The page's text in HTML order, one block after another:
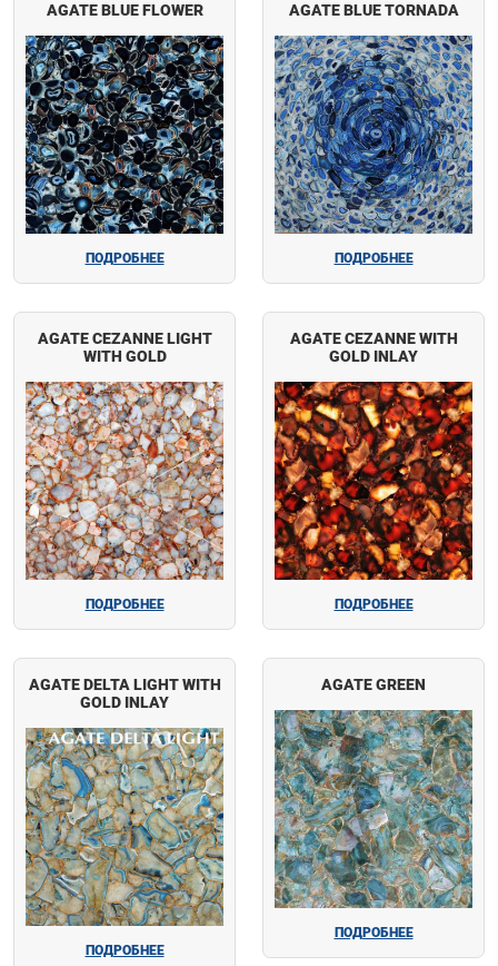
AGATE BLUE FLOWER
ПОДРОБНЕЕ
AGATE BLUE TORNADA
ПОДРОБНЕЕ
AGATE CEZANNE LIGHT
WITH GOLD
ПОДРОБНЕЕ
AGATE CEZANNE WITH
GOLD INLAY
ПОДРОБНЕЕ
AGATE DELTA LIGHT WITH
GOLD INLAY
ПОДРОБНЕЕ
AGATE GREEN
ПОДРОБНЕЕ